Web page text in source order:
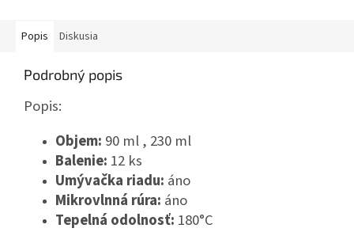
Popis Diskusia
Podrobný popis
Popis:
Objem: 90 ml , 230 ml
Balenie: 12 ks
Umývačka riadu: áno
Mikrovlnná rúra: áno
Tepelná odolnosť: 180°C